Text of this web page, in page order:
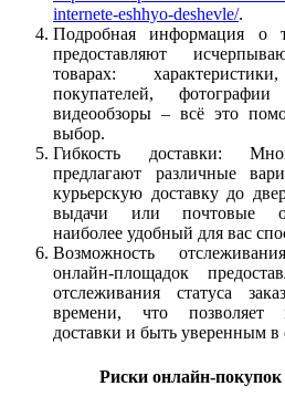
internete-eshhyo-deshevle/.
Подробная информация о
предоставляют
товарах:
покупателей,
видеообзоры – всё это
выбор.
Гибкость доставки:
предлагают различные
курьерскую доставку до
выдачи или почтовые
наиболее удобный для вас
Возможность
онлайн-площадок
отслеживания статуса
времени, что позволяет
доставки и быть уверенным в
Риски онлайн-